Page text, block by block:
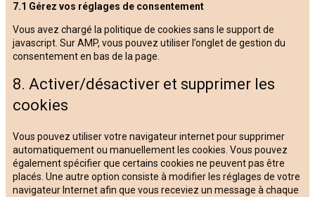
7.1 Gérez vos réglages de consentement
Vous avez chargé la politique de cookies sans le support de
javascript. Sur AMP, vous pouvez utiliser l’onglet de gestion du
consentement en bas de la page.
8. Activer/désactiver et supprimer les
cookies
Vous pouvez utiliser votre navigateur internet pour supprimer
automatiquement ou manuellement les cookies. Vous pouvez
également spécifier que certains cookies ne peuvent pas être
placés. Une autre option consiste à modifier les réglages de votre
navigateur Internet afin que vous receviez un message à chaque